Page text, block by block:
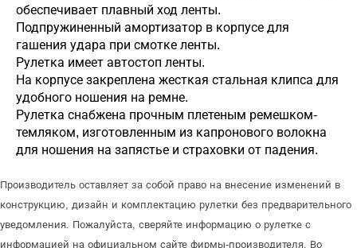
обеспечивает плавный ход ленты.
Подпружиненный амортизатор в корпусе для
гашения удара при смотке ленты.
Рулетка имеет автостоп ленты.
На корпусе закреплена жесткая стальная клипса для
удобного ношения на ремне.
Рулетка снабжена прочным плетеным ремешком-
темляком, изготовленным из капронового волокна
для ношения на запястье и страховки от падения.
Производитель оставляет за собой право на внесение изменений в
конструкцию, дизайн и комплектацию рулетки без предварительного
уведомления. Пожалуйста, сверяйте информацию о рулетке с
информацией на официальном сайте фирмы-производителя. Во